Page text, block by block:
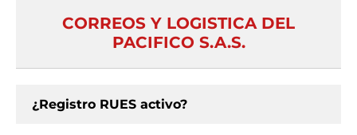
CORREOS Y LOGISTICA DEL
PACIFICO S.A.S.
¿Registro RUES activo?